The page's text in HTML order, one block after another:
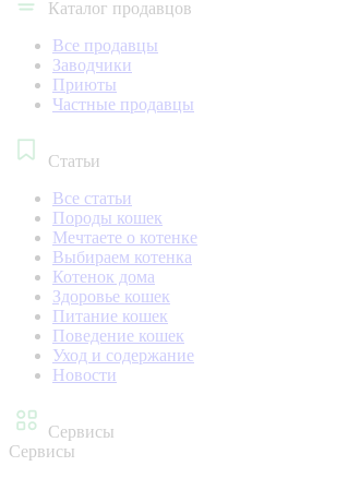
Каталог продавцов
Все продавцы
Заводчики
Приюты
Частные продавцы
Статьи
Все статьи
Породы кошек
Мечтаете о котенке
Выбираем котенка
Котенок дома
Здоровье кошек
Питание кошек
Поведение кошек
Уход и содержание
Новости
Сервисы
Сервисы